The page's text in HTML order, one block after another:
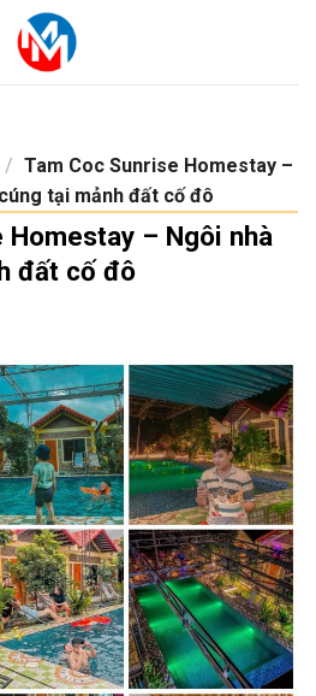
/ Tam Coc Sunrise Homestay –
tại mảnh đất cố đô
Homestay – Ngôi nhà
đất cố đô